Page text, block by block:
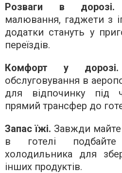
Розваги в дорозі.
малювання, гаджети з
додатки стануть у
переїздів.
Комфорт у дорозі.
обслуговування в
для відпочинку під
прямий трансфер до
Запас їжі. Завжди майте
в готелі
холодильника для
інших продуктів.